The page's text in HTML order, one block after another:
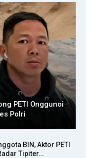
PETI Onggunoi
Polri
BIN, Aktor PETI
Tipiter…